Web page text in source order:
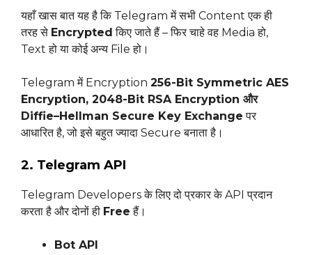
यहाँ खास बात यह है कि Telegram में सभी Content एक ही
तरह से Encrypted किए जाते हैं – फिर चाहे वह Media हो,
Text हो या कोई अन्य File हो।
Telegram में Encryption 256-Bit Symmetric AES
Encryption, 2048-Bit RSA Encryption और
Diffie–Hellman Secure Key Exchange पर
आधारित है, जो इसे बहुत ज्यादा Secure बनाता है।
2. Telegram API
Telegram Developers के लिए दो प्रकार के API प्रदान
करता है और दोनों ही Free हैं।
Bot API